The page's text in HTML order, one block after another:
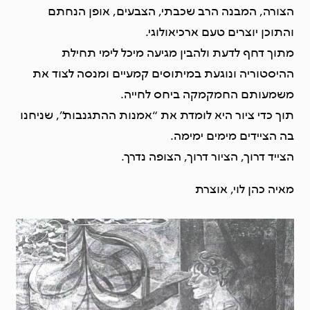
הצורה, המבנה הרב שכבתי, הצבעים, אופן הנחתם
והתוכן יוצרים טעם ארכיאולוגי.
מתוך דחף לדעת ולהבין מגיעה מיכל לימי תחילת
ההיסטוריה ונוגעת במיתוסים קמעיים ומנסה לצוד את
משמעותם החמקמקה ביחס לחייה.
תוך כדי ציור היא לומדת את “אמנות ההתגנבות”, שניחנו
בה הציידים מימים ימימה.
הצייד דרוך, הציור דרוך, הצופה נדרך.
מאיה כהן לוי, אוצרת